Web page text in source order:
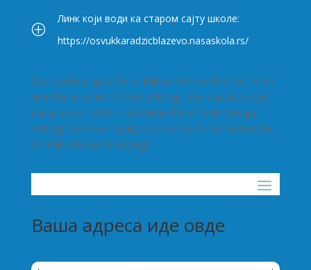
P
Линк који води ка старом сајту школе:
https://osvukkaradzicblazevo.nasaskola.rs/
Your content goes here. Edit or remove this text inline
or in the module Content settings. You can also style
every aspect of this content in the module Design
settings and even apply custom CSS to this text in the
module Advanced settings.
Ваша адреса иде овде